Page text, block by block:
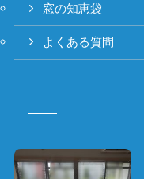
窓の知恵袋
よくある質問